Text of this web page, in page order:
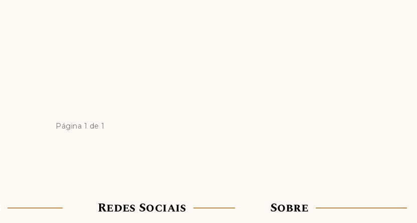
Página 1 de 1
Redes Sociais Sobre